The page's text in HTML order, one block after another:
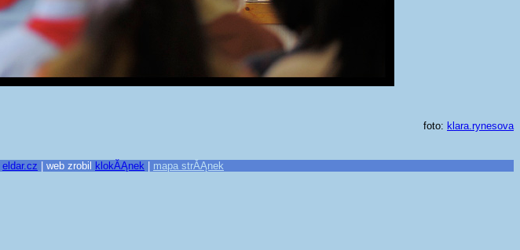
foto: klara.rynesova
eldar.cz | web zrobil klokĂĄnek mapa strĂĄnek